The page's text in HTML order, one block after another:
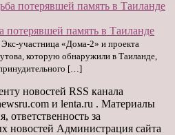
потерявшей память в Таиланде
Экс-участница «Дома-2» и проекта
которую обнаружили в Таиланде,
[…]
новостей RSS канала
и lenta.ru . Материалы
ответственность за
новостей Администрация сайта